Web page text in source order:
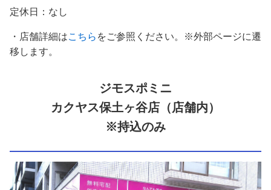
定休日：なし
・店舗詳細はこちら をご参照ください。※外部ページに遷
移します。
ジモスポミニ
カクヤス保土ヶ谷店（店舗内）
※持込のみ